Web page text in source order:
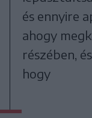
és ennyire
ahogy
részében,
hogy